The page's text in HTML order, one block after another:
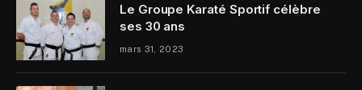
Le Groupe Karaté Sportif célèbre
ses 30 ans
mars 31, 2023